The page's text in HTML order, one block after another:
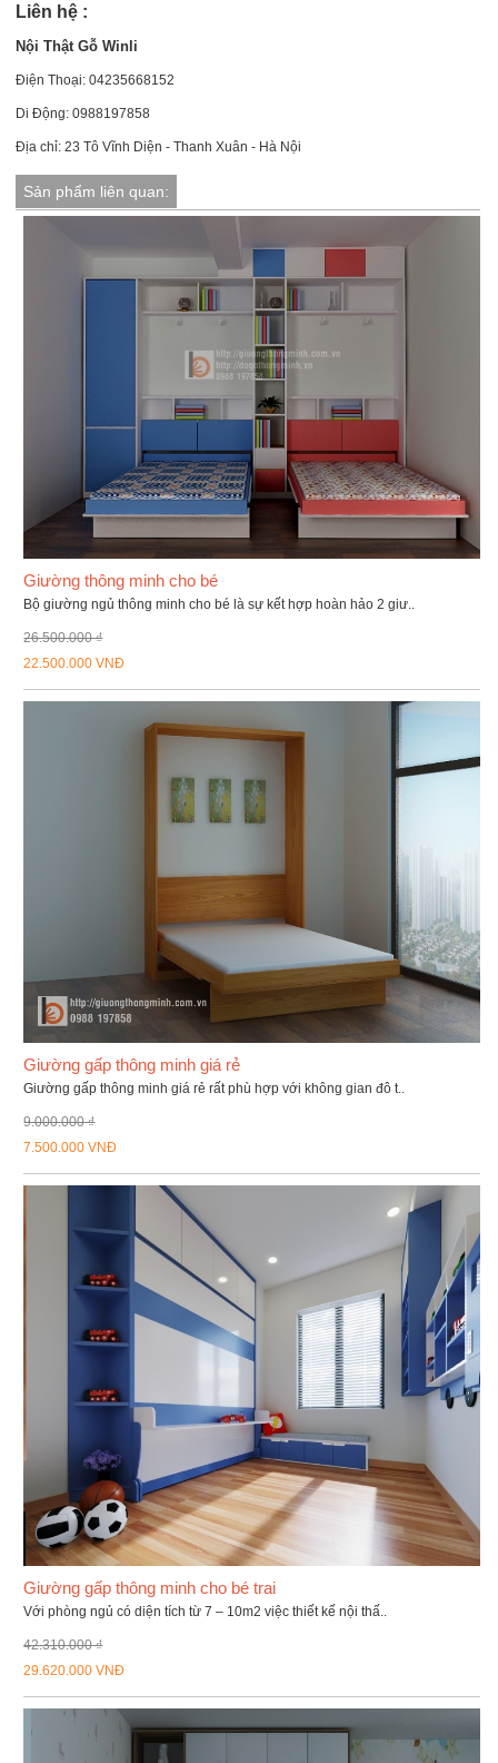
Liên hệ :
Nội Thật Gỗ Winli
Điện Thoại: 04235668152
Di Động: 0988197858
Địa chỉ: 23 Tô Vĩnh Diện - Thanh Xuân - Hà Nội
Sản phẩm liên quan:
Giường thông minh cho bé
Bộ giường ngủ thông minh cho bé là sự kết hợp hoàn hảo 2 giư..
26.500.000 ₫
22.500.000 VNĐ
Giường gấp thông minh giá rẻ
Giường gấp thông minh giá rẻ rất phù hợp với không gian đô t..
9.000.000 ₫
7.500.000 VNĐ
Giường gấp thông minh cho bé trai
Với phòng ngủ có diện tích từ 7 – 10m2 việc thiết kế nội thấ..
42.310.000 ₫
29.620.000 VNĐ